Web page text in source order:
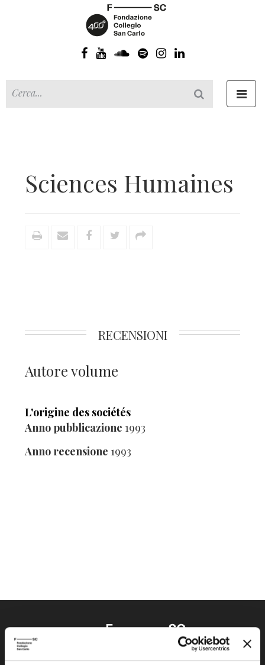
Sciences Humaines
RECENSIONI
Autore volume
L'origine des sociétés
Anno pubblicazione 1993
Anno recensione 1993